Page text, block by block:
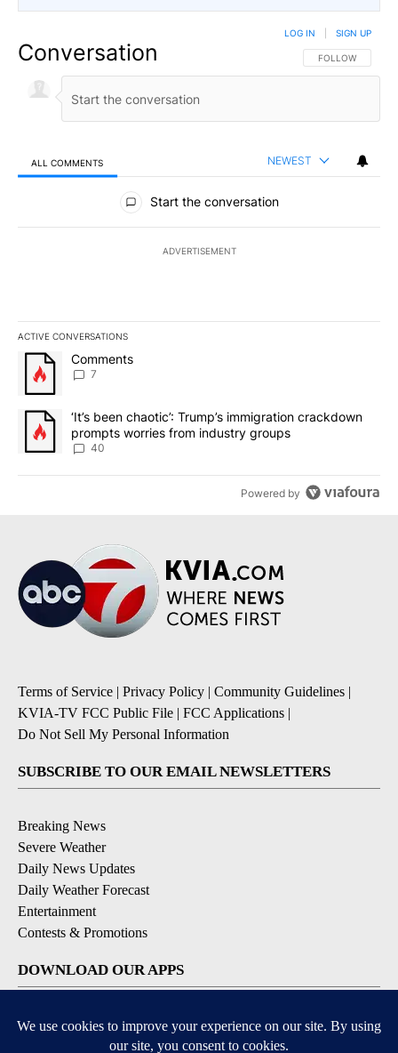
Conversation FOLLOW THIS
FOLLOW
LOG IN SIGN UP
ALL COMMENTS NEWEST
All Comments
Start the conversation
ADVERTISEMENT
ACTIVE CONVERSATIONS
The following is a list of the most commented articles in the last
A trending article titled "Comments" with 7 comments.
Comments
7
A trending article titled "‘It’s been chaotic’: Trump’s
‘It’s been chaotic’: Trump’s immigration crackdown
prompts worries from industry groups
40
Powered by
Terms of Service | Privacy Policy | Community Guidelines |
KVIA-TV FCC Public File | FCC Applications |
Do Not Sell My Personal Information
SUBSCRIBE TO OUR EMAIL NEWSLETTERS
Breaking News
Severe Weather
Daily News Updates
Daily Weather Forecast
Entertainment
Contests & Promotions
DOWNLOAD OUR APPS
Available for iOS and Android